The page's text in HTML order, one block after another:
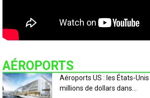
AÉROPORTS
Aéroports US : les États-
millions de dollars dans...